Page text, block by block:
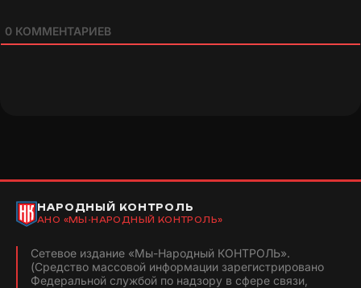
0 КОММЕНТАРИЕВ
НАРОДНЫЙ КОНТРОЛЬ
АНО «МЫ-НАРОДНЫЙ КОНТРОЛЬ»
Сетевое издание «Мы-Народный КОНТРОЛЬ».
(Средство массовой информации зарегистрировано
Федеральной службой по надзору в сфере связи,